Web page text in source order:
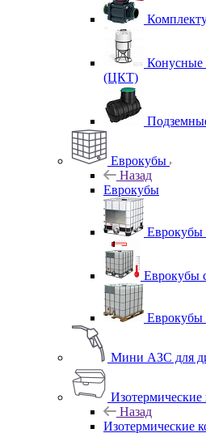
Конусные
(ЦКТ)
Еврокубы
Назад
Еврокубы
Еврокубы
Еврокубы
Еврокубы
Мини АЗС для
Назад
Изотермические